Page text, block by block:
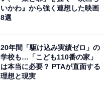
いかわ』から強く連想した映画
8選
20年間「駆け込み実績ゼロ」の
学校も…「こども110番の家」
は本当に必要？ PTAが直面する
理想と現実